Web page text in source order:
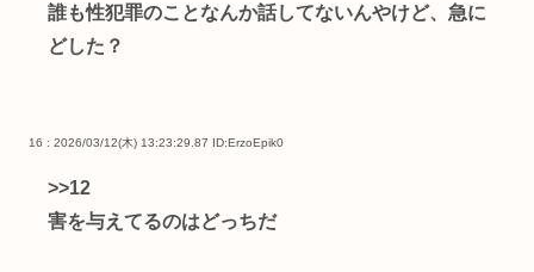
誰も性犯罪のことなんか話してないんやけど、急に
どした？
16 : 2026/03/12(木) 13:23:29.87 ID:ErzoEpik0
>>12
害を与えてるのはどっちだ